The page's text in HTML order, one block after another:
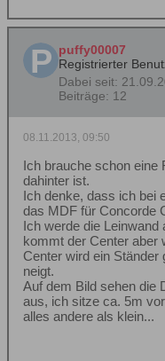
puffy00007
Registrierter
Dabei seit:
Beiträge: 12
08.11.2013, 09:50
Ich brauche schon eine
dahinter ist.
Ich denke, dass ich bei
das MDF für Concorde
Ich werde die
kommt der Center aber
Center wird ein Ständer
neigt.
Auf dem Bild sehen die
aus, ich sitze ca. 5m
alles andere als klein...